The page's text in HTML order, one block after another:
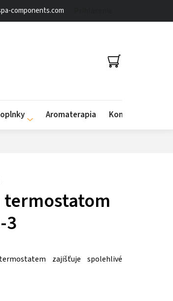
components.com
NÁKUPNÝ
KOŠÍK
Aromaterapia Kontakty
3
zajišťuje spolehlivé